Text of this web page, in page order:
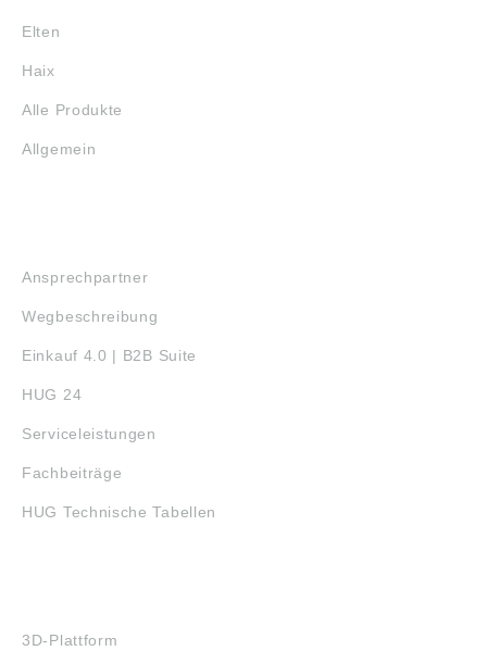
Elten
Haix
Alle Produkte
Allgemein
Ansprechpartner
Wegbeschreibung
Einkauf 4.0 | B2B Suite
HUG 24
Serviceleistungen
Fachbeiträge
HUG Technische Tabellen
3D-Plattform